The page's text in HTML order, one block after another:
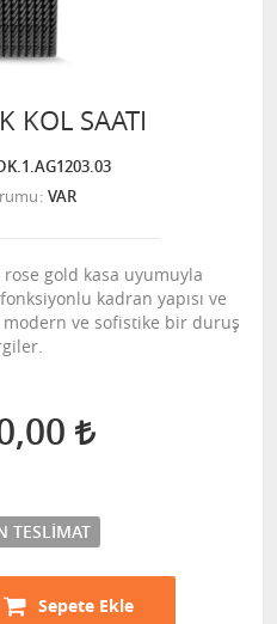
KOL SAATI
VAR
gold kasa uyumuyla
kadran yapısı ve
ve sofistike bir duruş
TESLIMAT
Sepete Ekle